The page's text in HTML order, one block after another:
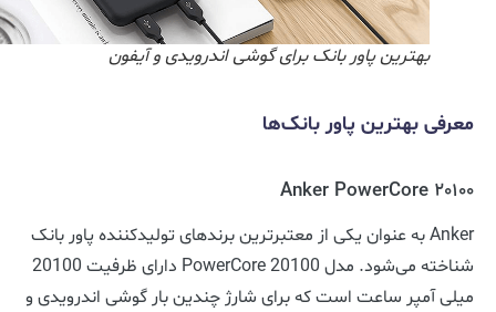
بهترین پاور بانک برای گوشی اندرویدی و آیفون
معرفی بهترین پاور بانک‌ها
Anker PowerCore 20100
Anker به عنوان یکی از معتبرترین برندهای تولیدکننده پاور بانک
شناخته می‌شود. مدل PowerCore 20100 دارای ظرفیت 20100
میلی آمپر ساعت است که برای شارژ چندین بار گوشی اندرویدی و